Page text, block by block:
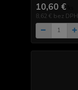
10,60 €
8,62 € bez DPH